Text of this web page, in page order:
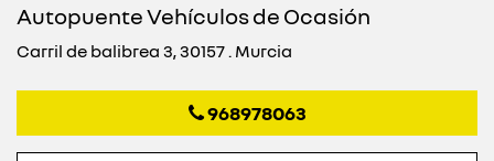
Autopuente Vehículos de Ocasión
Carril de balibrea 3, 30157 . Murcia
968978063